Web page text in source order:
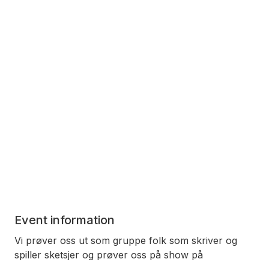
Event information
Vi prøver oss ut som gruppe folk som skriver og
spiller sketsjer og prøver oss på show på